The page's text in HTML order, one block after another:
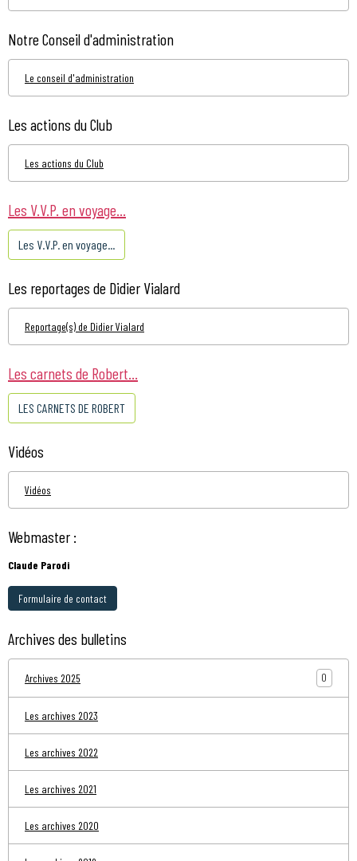
Notre Conseil d'administration
Le conseil d'administration
Les actions du Club
Les actions du Club
Les V.V.P. en voyage...
Les V.V.P. en voyage...
Les reportages de Didier Vialard
Reportage(s) de Didier Vialard
Les carnets de Robert...
LES CARNETS DE ROBERT
Vidéos
Vidéos
Webmaster :
Claude Parodi
Formulaire de contact
Archives des bulletins
Archives 2025 0
Les archives 2023
Les archives 2022
Les archives 2021
Les archives 2020